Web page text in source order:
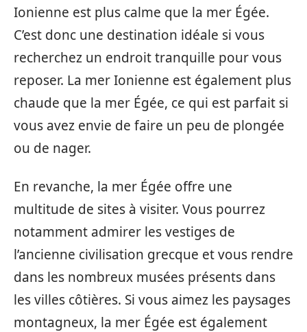
Ionienne est plus calme que la mer Égée.
C’est donc une destination idéale si vous
recherchez un endroit tranquille pour vous
reposer. La mer Ionienne est également plus
chaude que la mer Égée, ce qui est parfait si
vous avez envie de faire un peu de plongée
ou de nager.
En revanche, la mer Égée offre une
multitude de sites à visiter. Vous pourrez
notamment admirer les vestiges de
l’ancienne civilisation grecque et vous rendre
dans les nombreux musées présents dans
les villes côtières. Si vous aimez les paysages
montagneux, la mer Égée est également